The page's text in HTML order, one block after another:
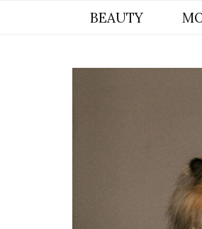
BEAUTYBYCHRISTIANA,
ONLINE